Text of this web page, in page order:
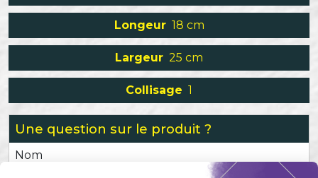
Longeur 18 cm
Largeur 25 cm
Collisage 1
Une question sur le produit ?
Nom